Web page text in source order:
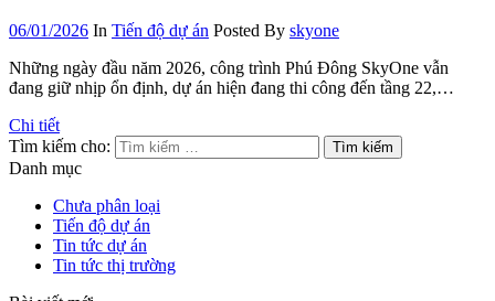
06/01/2026 In Tiến độ dự án Posted By skyone
Những ngày đầu năm 2026, công trình Phú Đông SkyOne vẫn
đang giữ nhịp ổn định, dự án hiện đang thi công đến tầng 22,…
Chi tiết
Tìm kiếm cho:
Danh mục
Chưa phân loại
Tiến độ dự án
Tin tức dự án
Tin tức thị trường